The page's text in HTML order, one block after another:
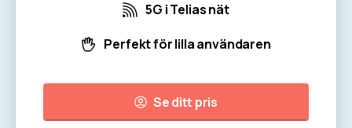
5G i Telias nät
Perfekt för lilla användaren
Se ditt pris